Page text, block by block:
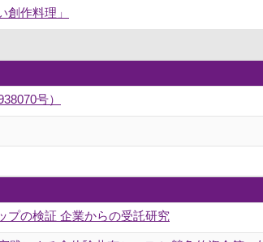
作料理」
号）
プの検証 企業からの受託研究